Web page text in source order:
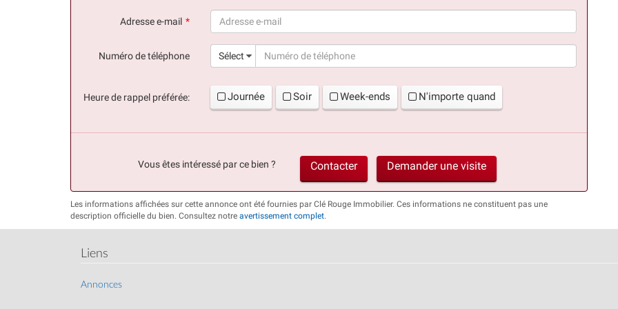
Adresse e-mail
Numéro de téléphone
Sélect
Heure de rappel préférée: Journée Soir Week-ends N'importe quand
Vous êtes intéressé par ce bien ? Contacter Demander une visite
Les informations affichées sur cette annonce ont été fournies par Clé Rouge Immobilier. Ces informations ne constituent pas une
description officielle du bien. Consultez notre avertissement complet
Liens
Annonces